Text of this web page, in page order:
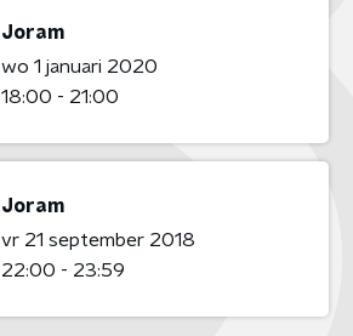
Joram
wo 1 januari 2020
18:00 - 21:00
Joram
vr 21 september 2018
22:00 - 23:59